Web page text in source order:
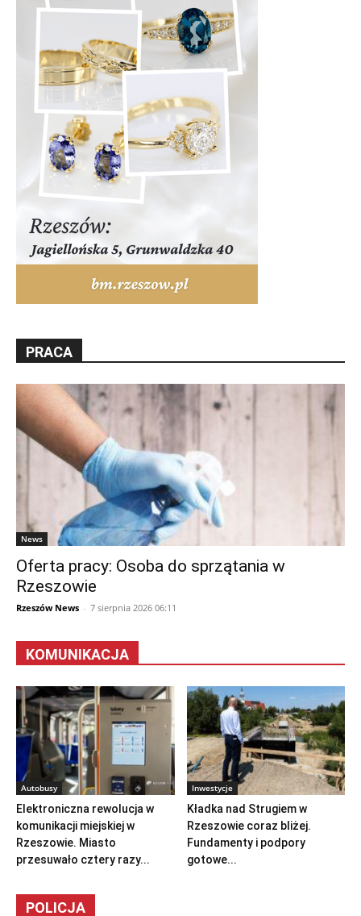
PRACA
News
Oferta pracy: Osoba do sprzątania w
Rzeszowie
Rzeszów News - 7 sierpnia 2026 06:11
KOMUNIKACJA
Autobusy
Elektroniczna rewolucja w
komunikacji miejskiej w
Rzeszowie. Miasto
przesuwało cztery razy...
Inwestycje
Kładka nad Strugiem w
Rzeszowie coraz bliżej.
Fundamenty i podpory
gotowe...
POLICJA